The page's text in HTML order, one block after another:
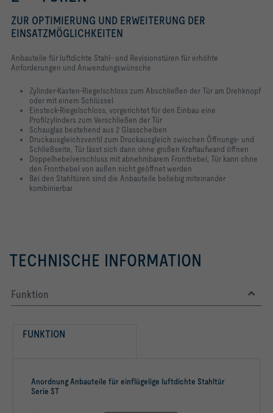
ZUR OPTIMIERUNG UND ERWEITERUNG DER
EINSATZMÖGLICHKEITEN
Anbauteile für luftdichte Stahl- und Revisionstüren für erhöhte
Anforderungen und Anwendungswünsche
Zylinder-Kasten-Riegelschloss zum Abschließen der Tür am Drehknopf
oder mit einem Schlüssel
Einsteck-Riegelschloss, vorgerichtet für den Einbau eine
Profilzylinders zum Verschließen der Tür
Schauglas bestehend aus 2 Glasscheiben
Druckausgleichsventil zum Druckausgleich zwischen Öffnungs- und
Schließseite, Tür lässt sich dann ohne großen Kraftaufwand öffnen
Doppelhebelverschluss mit abnehmbarem Fronthebel, Tür kann ohne
den Fronthebel von außen nicht geöffnet werden
Bei den Stahltüren sind die Anbauteile beliebig miteinander
kombinierbar
TECHNISCHE INFORMATION
Funktion
FUNKTION
Anordnung Anbauteile für einflügelige luftdichte Stahltür
Serie ST